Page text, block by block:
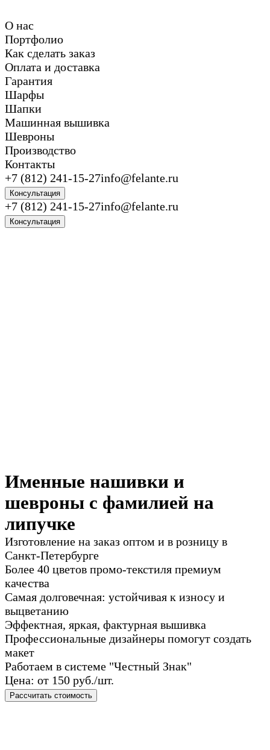
О нас
Портфолио
Как сделать заказ
Оплата и доставка
Гарантия
Шарфы
Шапки
Машинная вышивка
Шевроны
Производство
Контакты
+7 (812) 241-15-27info@felante.ru
Консультация
+7 (812) 241-15-27info@felante.ru
Консультация
Именные нашивки и
шевроны с фамилией на
липучке
Изготовление на заказ оптом и в розницу в
Санкт-Петербурге
Более 40 цветов промо-текстиля премиум
качества
Самая долговечная: устойчивая к износу и
выцветанию
Эффектная, яркая, фактурная вышивка
Профессиональные дизайнеры помогут создать
макет
Работаем в системе "Честный Знак"
Цена: от 150 руб./шт.
Рассчитать стоимость